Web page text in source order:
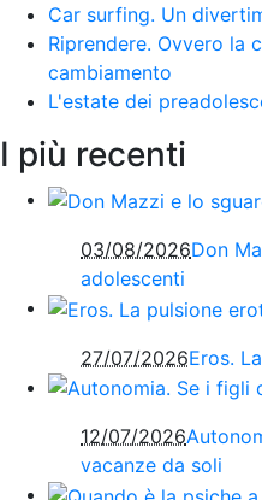
Car surfing. Un
Riprendere. Ovvero la
cambiamento
L'estate dei
I più recenti
03/08/2026Don
adolescenti
27/07/2026Eros.
12/07/2026
vacanze da soli